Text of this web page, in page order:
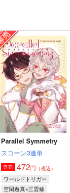
三門ウォーカー嵐修特
大号
タイナイドケイ
1,144円（税込）
嵐山准×三雲修
Parallel Symmetry
スコーン3連単
専売 472円 （税込）
ワールドトリガー
空閑遊真×三雲修